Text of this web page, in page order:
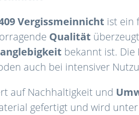
Vergissmeinnicht ist ein
Qualität
bekannt ist. Die
auch bei intensiver
auf Nachhaltigkeit und
gefertigt und wird